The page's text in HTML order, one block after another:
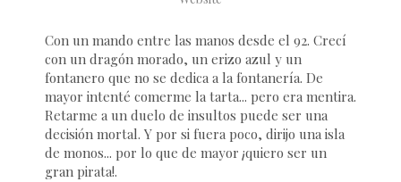
Con un mando entre las manos desde el 92. Crecí
con un dragón morado, un erizo azul y un
fontanero que no se dedica a la fontanería. De
mayor intenté comerme la tarta... pero era mentira.
Retarme a un duelo de insultos puede ser una
decisión mortal. Y por si fuera poco, dirijo una isla
de monos... por lo que de mayor ¡quiero ser un
gran pirata!.